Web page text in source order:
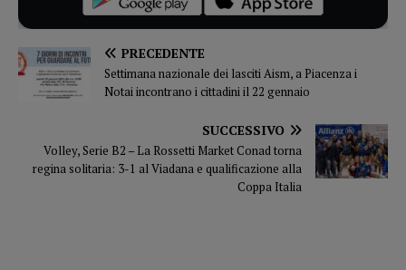
PRECEDENTE
Settimana nazionale dei lasciti Aism, a Piacenza i
Notai incontrano i cittadini il 22 gennaio
SUCCESSIVO
Volley, Serie B2 – La Rossetti Market Conad torna
regina solitaria: 3-1 al Viadana e qualificazione alla
Coppa Italia